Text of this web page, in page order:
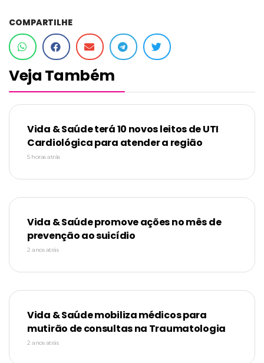
COMPARTILHE
Veja Também
Vida & Saúde terá 10 novos leitos de UTI
Cardiológica para atender a região
5 horas atrás
Vida & Saúde promove ações no mês de
prevenção ao suicídio
2 anos atrás
Vida & Saúde mobiliza médicos para
mutirão de consultas na Traumatologia
2 anos atrás